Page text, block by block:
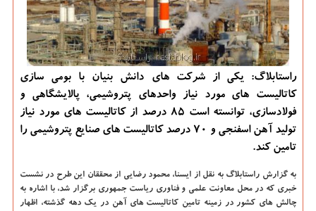
راستابلاگ: یكی از شركت های دانش بنیان با بومی سازی
كاتالیست های مورد نیاز واحدهای پتروشیمی، پالایشگاهی و
فولادسازی، توانسته است ۸۵ درصد از كاتالیست های مورد نیاز
تولید آهن اسفنجی و ۷۰ درصد كاتالیست های صنایع پتروشیمی را
تامین كند.
به گزارش راستابلاگ به نقل از ایسنا، محمود رضایی از محققان این طرح در نشست
خبری كه در محل معاونت علمی و فناوری ریاست جمهوری برگزار شد، با اشاره به
چالش های كشور در زمینه تامین كاتالیست های آهن در یك دهه گذشته، اظهار